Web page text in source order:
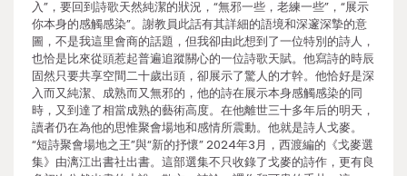
入”，要回到詩歌天然純潔的狀況，“無邪一些，老練一些”，“展示
你本身的感觸感染”。謝教員此話有其詳細的語境和深邃深摯的意
圖，不是我這里會商的話題，但我卻由此想到了一位特別的詩人，
也恰是比來從頭惹起普遍追蹤關心的一位詩歌天賦。他寫詩的時辰
固然只要共享空間二十歲出頭，卻展示了驚人的才幹。他恰好是深
入而又純潔、成熟而又無邪的，他的詩在展示本身感觸感染的同
時，又到達了相當成熟的藝術高度。在他離世三十多年后的明天，
讀者仍在為他的思惟聚會場地和感情所震動。他就是詩人戈麥。
“短詩聚會場地之王”與“新的抒懷” 2024年3月，西渡編的《戈麥選
集》由漓江出書社出書。這部選集不只收錄了戈麥的詩作，更有良